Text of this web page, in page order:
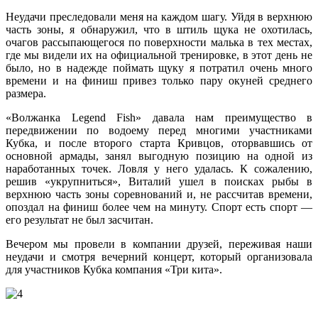
Неудачи преследовали меня на каждом шагу. Уйдя в верхнюю
часть зоны, я обнаружил, что в штиль щука не охотилась,
очагов рассыпающегося по поверхности малька в тех местах,
где мы видели их на официальной тренировке, в этот день не
было, но в надежде поймать щуку я потратил очень много
времени и на финиш привез только пару окуней среднего
размера.
«Волжанка Legend Fish» давала нам преимущество в
передвижении по водоему перед многими участниками
Кубка, и после второго старта Кривцов, оторвавшись от
основной армады, занял выгодную позицию на одной из
наработанных точек. Ловля у него удалась. К сожалению,
решив «укрупниться», Виталий ушел в поисках рыбы в
верхнюю часть зоны соревнований и, не рассчитав времени,
опоздал на финиш более чем на минуту. Спорт есть спорт —
его результат не был засчитан.
Вечером мы провели в компании друзей, переживая наши
неудачи и смотря вечерний концерт, который организовала
для участников Кубка компания «Три кита».